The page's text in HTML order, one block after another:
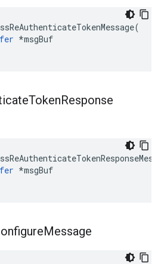
(
*msgBuf
TokenResponse
*msgBuf
Message